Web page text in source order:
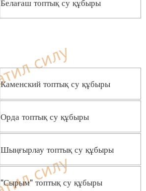
Каменский топтық су құбыры
Орда топтық су құбыры
Шыңғырлау топтық су құбыры
"Сырым" топтық су құбыры